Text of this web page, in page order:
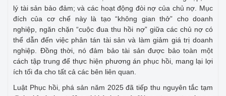
lý tài sản bảo đảm; và các hoạt động đòi nợ của chủ nợ. Mục
đích của cơ chế này là tạo “không gian thở” cho doanh
nghiệp, ngăn chặn “cuộc đua thu hồi nợ” giữa các chủ nợ có
thể dẫn đến việc phân tán tài sản và làm giảm giá trị doanh
nghiệp. Đồng thời, nó đảm bảo tài sản được bảo toàn một
cách tập trung để thực hiện phương án phục hồi, mang lại lợi
ích tối đa cho tất cả các bên liên quan.
Luật Phục hồi, phá sản năm 2025 đã tiếp thu nguyên tắc tạm